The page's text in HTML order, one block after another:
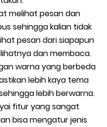
melihat pesan dan
sehingga kalian tidak
pesan dari siapapun
dan membaca.
warna yang berbeda
lebih kaya tema
lebih berwarna.
fitur yang sangat
bisa mengatur jenis